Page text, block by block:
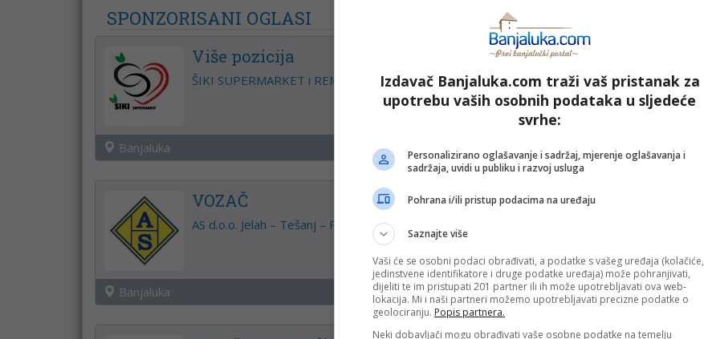
SPONZORISANI OGLASI
Više pozicija
ŠIKI SUPERMARKET i REMY restoran
Banjaluka 347
VOZAČ
AS d.o.o. Jelah – Tešanj – P.J. Banja Luka
Banjaluka 187 14
Izdavač Banjaluka.com traži vaš pristanak za
upotrebu vaših osobnih podataka u sljedeće
svrhe:
Personalizirano oglašavanje i sadržaj, mjerenje oglašavanja i
sadržaja, uvidi u publiku i razvoj usluga
Pohrana i/ili pristup podacima na uređaju
Saznajte više
Vaši će se osobni podaci obrađivati, a podatke s vašeg uređaja (kolačiće,
jedinstvene identifikatore i druge podatke uređaja) može pohranjivati,
dijeliti te im pristupati 201 partner ili ih može upotrebljavati ova web-
lokacija. Mi i naši partneri možemo upotrebljavati precizne podatke o
geolociranju. Popis partnera.
Neki dobavljači mogu obrađivati vaše osobne podatke na temelju